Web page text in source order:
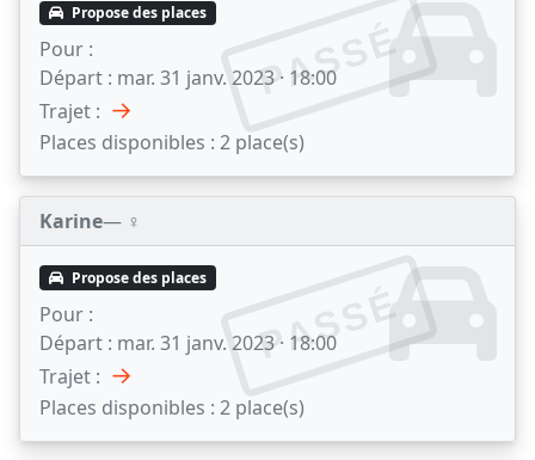
PASSÉ
Propose des places
Pour :
Départ : mar. 31 janv. 2023 · 18:00
Trajet : →
Places disponibles : 2 place(s)
Karine— ♀️
PASSÉ
Propose des places
Pour :
Départ : mar. 31 janv. 2023 · 18:00
Trajet : →
Places disponibles : 2 place(s)